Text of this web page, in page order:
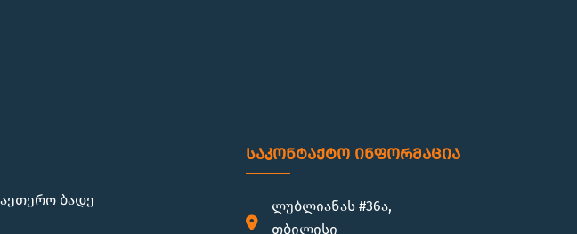
ბადე
საკონტაქტო ინფორმაცია
ლუბლიანას #36ა,
თბილისი